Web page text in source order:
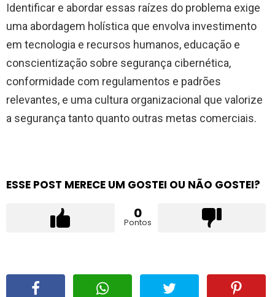
Identificar e abordar essas raízes do problema exige
uma abordagem holística que envolva investimento
em tecnologia e recursos humanos, educação e
conscientização sobre segurança cibernética,
conformidade com regulamentos e padrões
relevantes, e uma cultura organizacional que valorize
a segurança tanto quanto outras metas comerciais.
ESSE POST MERECE UM GOSTEI OU NÃO GOSTEI?
0
Pontos